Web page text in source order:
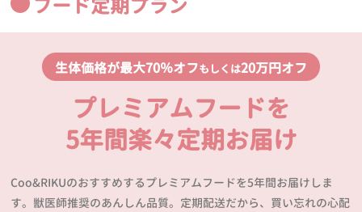
フード定期プラン
生体価格が最大70％オフもしくは20万円オフ
プレミアムフードを
5年間楽々定期お届け
Coo&RIKUのおすすめするプレミアムフードを5年間お届けしま
す。獣医師推奨のあんしん品質。定期配送だから、買い忘れの心配